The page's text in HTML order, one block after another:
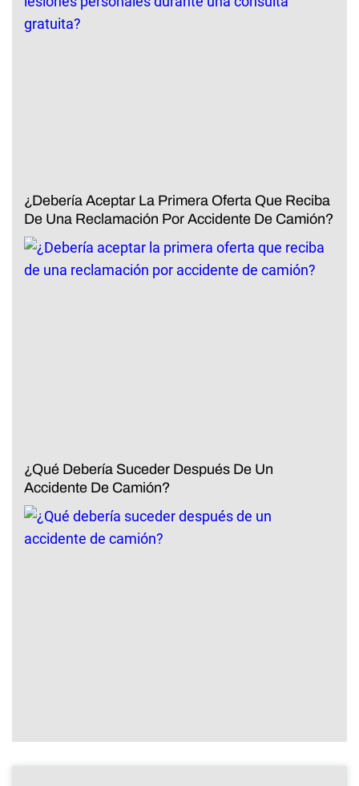
¿Debería Aceptar La Primera Oferta Que Reciba
De Una Reclamación Por Accidente De Camión?
¿Qué Debería Suceder Después De Un
Accidente De Camión?